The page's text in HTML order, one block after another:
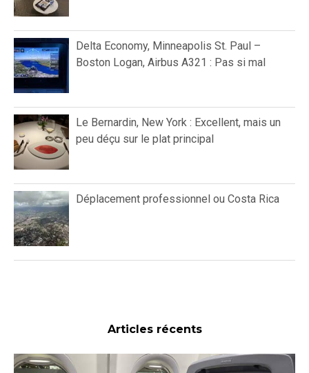
Delta Economy, Minneapolis St. Paul –
Boston Logan, Airbus A321 : Pas si mal
Le Bernardin, New York : Excellent, mais un
peu déçu sur le plat principal
Déplacement professionnel ou Costa Rica
Articles récents